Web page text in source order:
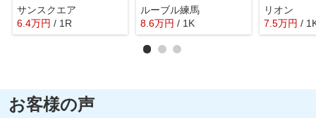
サンスクエア
6.4万円 / 1R
ルーブル練馬
8.6万円 / 1K
リオン
7.5万円 /
お客様の声